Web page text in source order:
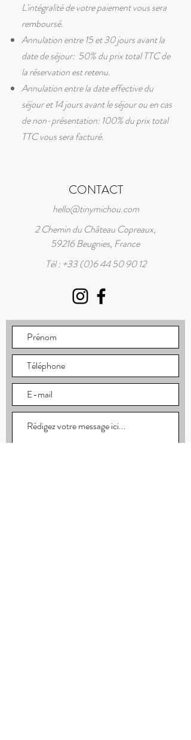
L'intégralité de votre paiement vous sera
remboursé.
Annulation entre 15 et 30 jours avant la
date de séjour: 50% du prix total TTC de
la réservation est retenu.
Annulation entre la date effective du
séjour et 14 jours avant le séjour ou en cas
de non-présentation: 100% du prix total
TTC vous sera facturé.
CONTACT
hello@tinymichou.com
2 Chemin du Château Copreaux,
59216 Beugnies, France
Tél : +33 (0)6 44 50 90 12